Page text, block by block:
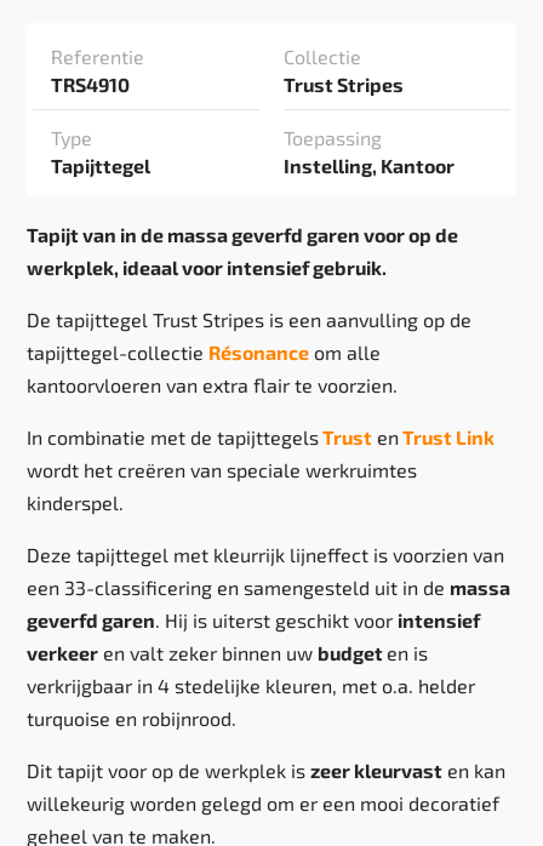
Referentie
TRS4910
Collectie
Trust Stripes
Type
Tapijttegel
Toepassing
Instelling, Kantoor
Tapijt van in de massa geverfd garen voor op de
werkplek, ideaal voor intensief gebruik.
De tapijttegel Trust Stripes is een aanvulling op de
tapijttegel-collectie Résonance om alle
kantoorvloeren van extra flair te voorzien.
In combinatie met de tapijttegelsTrust en Trust Link
wordt het creëren van speciale werkruimtes
kinderspel.
Deze tapijttegel met kleurrijk lijneffect is voorzien van
een 33-classificering en samengesteld uit in de massa
geverfd garen. Hij is uiterst geschikt voor intensief
verkeer en valt zeker binnen uw budgeten is
verkrijgbaar in 4 stedelijke kleuren, met o.a. helder
turquoise en robijnrood.
Dit tapijt voor op de werkplek iszeer kleurvast en kan
willekeurig worden gelegd om er een mooi decoratief
geheel van te maken.